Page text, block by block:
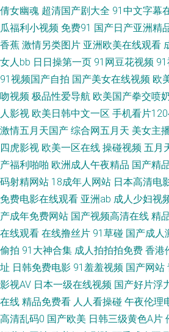
美黄色 欧美视频在线观看 亚州日韩视频 91视频
免费福利 日本3级片网站 欧美激情28p 日本污
色视频 欧美激情内射 天天操人人 91工厂在线
少妇AV导航 91黑丝高跟 另类综合另类 午夜剧
自慰 欧美色图18 午夜福利传媒影视 国产午夜
成人自慰网站香蕉 欧美啪在线 天天肏屄在线
机午夜影院 三级区美女 91白丝秘 东方AV成人
禁 国产精品女人乱轮 免费网站高清91 偷拍青
影院 另类图日韩 色站导航 51国产自拍视频 国
另类色 久草福利视频导航 天天干视频毛片 97
倩女幽魂 超清国产剧大全 91中文字幕
瓜福利小视频 免费91 国产日产亚洲精
香蕉 激情另类图片 亚洲欧美在线观看
女人bb 日日操第一页 91网豆花视频
91视频国产自拍 国产美女在线视频 欧
吻视频 极品性爱导航 欧美国产拳交喷
人影视 欧美日韩中文一区 手机看片
激情五月天国产 综合网五月天 美女主
四虎影视 欧美一区在线 操碰视频 五月
产福利啪啪 欧洲成人午夜精品 国产精
码射精网站 18成年人网站 日本高清电
免费电影在线观看 亚洲ab 成人少妇视
产成年免费网站 国产视频高清在线 精
在线观看 在线撸丝片 91草碰 国产成人
偷拍 91大神合集 成人拍拍拍免费 香港
址 日韩免费电影 91羞羞视频 国产网站
影视AV 日本一级在线视频 国产好片浮
在线 精品免费看 人人看操碰 午夜伦理
高清乱码0 国产欧美 日韩三级黄色A片